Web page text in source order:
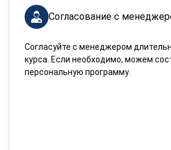
Согласование с
Согласуйте с менеджером
курса. Если необходимо, можем
персональную программу.